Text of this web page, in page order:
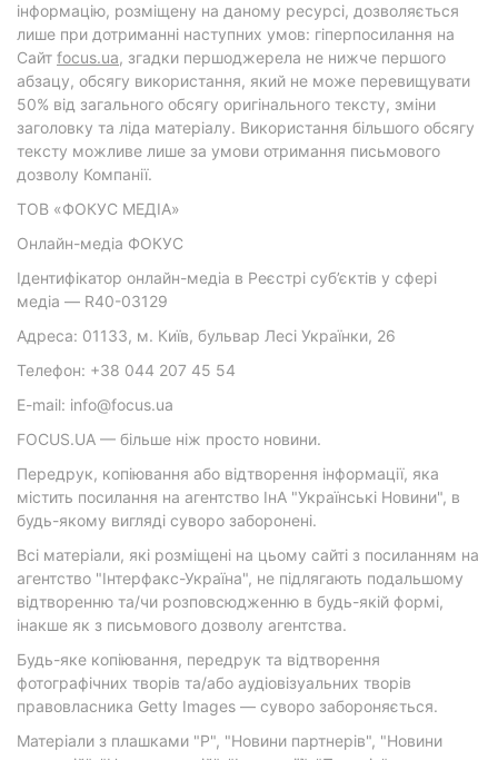
інформацію, розміщену на даному ресурсі, дозволяється
лише при дотриманні наступних умов: гіперпосилання на
Cайт focus.ua, згадки першоджерела не нижче першого
абзацу, обсягу використання, який не може перевищувати
50% від загального обсягу оригінального тексту, зміни
заголовку та ліда матеріалу. Використання більшого обсягу
тексту можливе лише за умови отримання письмового
дозволу Компанії.
ТОВ «ФОКУС МЕДІА»
Онлайн-медіа ФОКУС
Ідентифікатор онлайн-медіа в Реєстрі суб’єктів у сфері
медіа — R40-03129
Адреса: 01133, м. Київ, бульвар Лесі Українки, 26
Телефон: +38 044 207 45 54
E-mail: info@focus.ua
FOCUS.UA — більше ніж просто новини.
Передрук, копіювання або відтворення інформації, яка
містить посилання на агентство ІнА "Українські Новини", в
будь-якому вигляді суворо заборонені.
Всі матеріали, які розміщені на цьому сайті з посиланням на
агентство "Інтерфакс-Україна", не підлягають подальшому
відтворенню та/чи розповсюдженню в будь-якій формі,
інакше як з письмового дозволу агентства.
Будь-яке копіювання, передрук та відтворення
фотографічних творів та/або аудіовізуальних творів
правовласника Getty Images — суворо забороняється.
Матеріали з плашками "Р", "Новини партнерів", "Новини